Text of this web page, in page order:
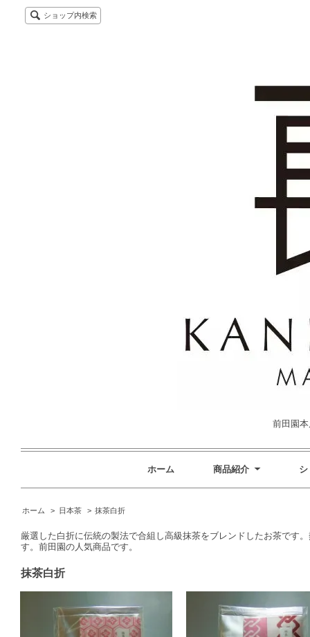
ショップ内検索
前田園
ホーム 商品紹介
ホーム > 日本茶 > 抹茶白折
厳選した白折に伝統の製法で合組し高級抹茶をブレンドしたお茶です
す。前田園の人気商品です。
抹茶白折